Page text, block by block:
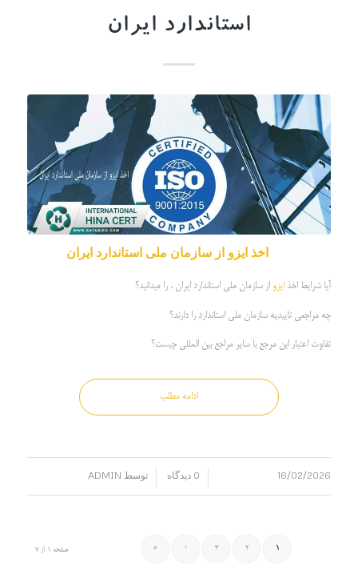
استاندارد ایران
اخذ ایزو از سازمان ملی استاندارد ایران
آیا شرایط اخذ ایزو از سازمان ملی استاندارد ایران ، را میدانید؟
چه مراجعی تاییدیه سازمان ملی استاندارد را دارند؟
تفاوت اعتبار این مرجع با سایر مراجع بین المللی چیست؟
ادامه مطلب
16/02/2026 0 دیدگاه توسط ADMIN
صفحه 1 از 7 1
2
3
›
»